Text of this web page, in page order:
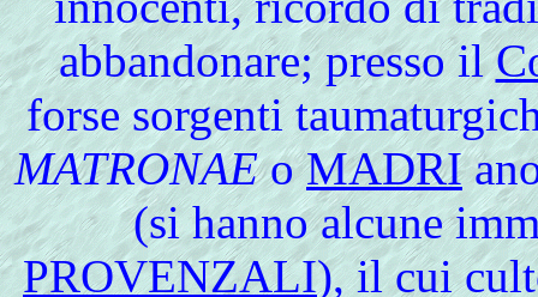
abbandonare; presso il
forsesorgenti
MATRONAEoMADRI
(si hanno alcune
PROVENZALI), il cui